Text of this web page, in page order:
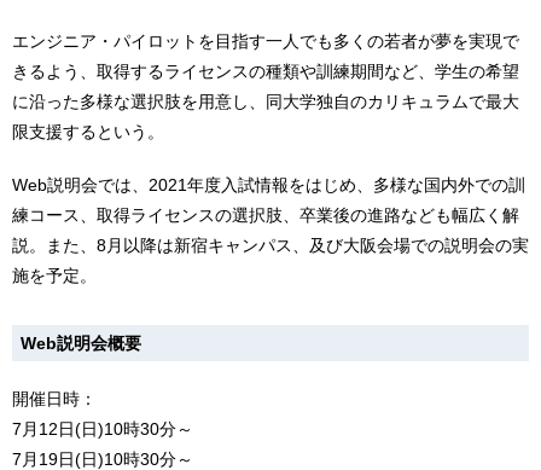
エンジニア・パイロットを目指す一人でも多くの若者が夢を実現で
きるよう、取得するライセンスの種類や訓練期間など、学生の希望
に沿った多様な選択肢を用意し、同大学独自のカリキュラムで最大
限支援するという。
Web説明会では、2021年度入試情報をはじめ、多様な国内外での訓
練コース、取得ライセンスの選択肢、卒業後の進路なども幅広く解
説。また、8月以降は新宿キャンパス、及び大阪会場での説明会の実
施を予定。
Web説明会概要
開催日時：
7月12日(日)10時30分～
7月19日(日)10時30分～